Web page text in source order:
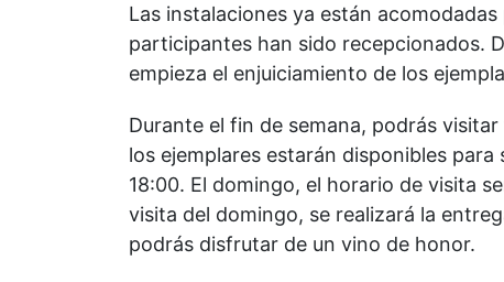
Las instalaciones ya están
participantes han sido recepcionados.
empieza el enjuiciamiento de los
Durante el fin de semana, podrás
los ejemplares estarán disponibles
18:00. El domingo, el horario de visita
visita del domingo, se realizará la
podrás disfrutar de un vino de honor.